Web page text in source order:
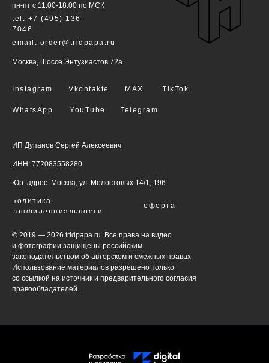
Instagram MAX
Vkontakte
tel: +7 (495) 136-
7046
политика
конфиденциальности
оферта
email: order@tridpapa.ru
WhatsApp
Москва, Шоссе Энтузиастов 72а
TikTok
© 2019 — 2026 tridpapa.ru. Все права на видео
и фотографии защищены российским
законодательством об авторском и смежных правах.
Использование материалов разрешено только
со ссылкой на источник и предварительного согласия
правообладателей.
YouTube Telegram
ИП Дупанов Сергей Алексеевич
ИНН: 772083558280
Юр. адрес: Москва, ул. Молостовых 14/1, 196
пн-пт с 11.00-18.00 по МСК